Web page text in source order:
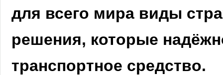
для всего мира виды
решения, которые
транспортное средство.